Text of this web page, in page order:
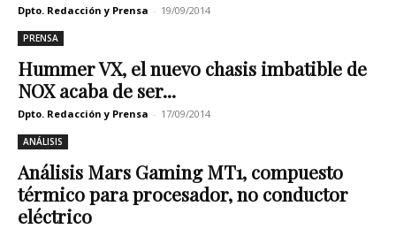
Dpto. Redacción y Prensa - 19/09/2014
PRENSA
Hummer VX, el nuevo chasis imbatible de
NOX acaba de ser...
Dpto. Redacción y Prensa - 17/09/2014
ANÁLISIS
Análisis Mars Gaming MT1, compuesto
térmico para procesador, no conductor
eléctrico